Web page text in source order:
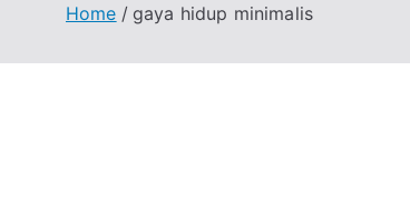
Home gaya hidup minimalis